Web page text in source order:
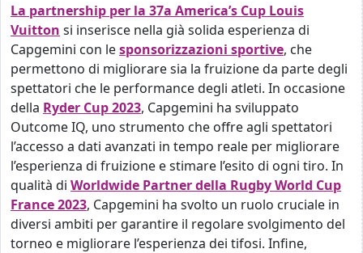
La partnership per la 37a America’s Cup Louis
Vuitton si inserisce nella già solida esperienza di
Capgemini con lesponsorizzazioni sportive, che
permettono di migliorare sia la fruizione da parte degli
spettatori che le performance degli atleti. In occasione
della Ryder Cup 2023, Capgemini ha sviluppato
Outcome IQ, uno strumento che offre agli spettatori
l’accesso a dati avanzati in tempo reale per migliorare
l’esperienza di fruizione e stimare l’esito di ogni tiro. In
qualità di Worldwide Partner della Rugby World Cup
France 2023, Capgemini ha svolto un ruolo cruciale in
diversi ambiti per garantire il regolare svolgimento del
torneo e migliorare l’esperienza dei tifosi. Infine,